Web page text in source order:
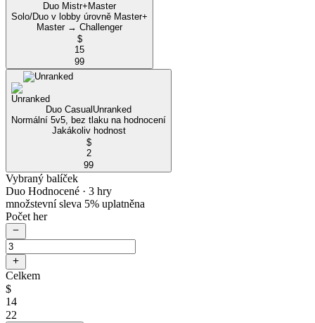
Duo Mistr+ Master
Solo/Duo v lobby úrovně Master+
Master → Challenger
$
15
99
Duo Casual Unranked
Normální 5v5, bez tlaku na hodnocení
Jakákoliv hodnost
$
2
99
Vybraný balíček
Duo Hodnocené · 3 hry
množstevní sleva 5% uplatněna
Počet her
Celkem
$
14
22